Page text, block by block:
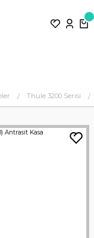
Thule 3200 Serisi